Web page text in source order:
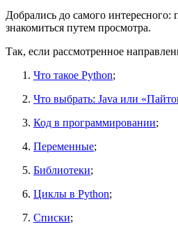
Добрались до самого
знакомиться путем просмотра.
Так, если рассмотренное
Что такое Python;
Что выбрать: Java или
Код в программировании;
Переменные;
Библиотеки;
Циклы в Python;
Списки;